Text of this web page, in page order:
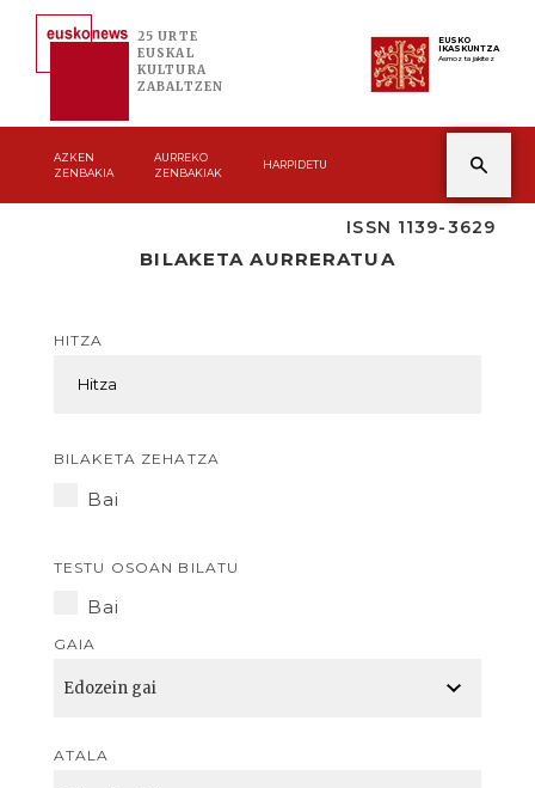
25 URTE
EUSKAL
KULTURA
ZABALTZEN
EUSKO
IKASKUNTZA
Asmoz ta jakitez
AZKEN
ZENBAKIA
AURREKO
ZENBAKIAK
HARPIDETU
ISSN 1139-3629
BILAKETA AURRERATUA
HITZA
BILAKETA ZEHATZA
Bai
TESTU OSOAN BILATU
Bai
GAIA
ATALA